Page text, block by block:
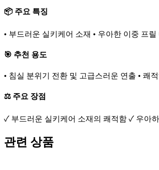
📦 주요 특징
• 부드러운 실키케어 소재 • 우아한 이중 프
🎯 추천 용도
• 침실 분위기 전환 및 고급스러운 연출 • 쾌
⚖️ 주요 장점
✓ 부드러운 실키케어 소재의 쾌적함 ✓ 우아
관련 상품